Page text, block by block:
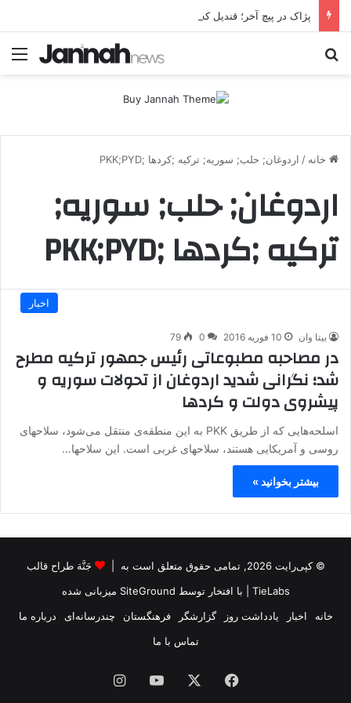
خانه / اردوغان; حلب; سوریه; ترکیه ;کردها ;PKK;PYD
اردوغان; حلب; سوریه;
ترکیه ;کردها ;PKK;PYD
اخبار
بیتا وان 10 فوریه 2016 0
79
در مصاحبه مطبوعاتی رئیس جمهور ترکیه مطرح
شد؛ نگرانی شدید اردوغان از تحولات سوریه و
پیشروی دولت و کردها
اسلحەهایی کە از طریق PKK بە این منطقەی منتقل می‌شود، سلاحهای
روسی و آمریکایی هستند، سلاحهای غربی است. این سلاحها…
بیشتر بخوانید »
© کپی‌رایت 2026, تمامی حقوق متعلق است به |
جَنَّة طراح قالب
TieLabs | با افتخار توسط SiteGround میزبانی شده
خانه
اخبار یادداشت روز گزارشگر فرهنگستان چندرسانه‌ای
درباره ما
تماس با ما
فیس یوتیوب